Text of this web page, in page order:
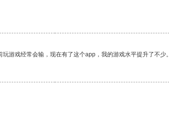
游戏经常会输，现在有了这个app，我的游戏水平提升了不少。